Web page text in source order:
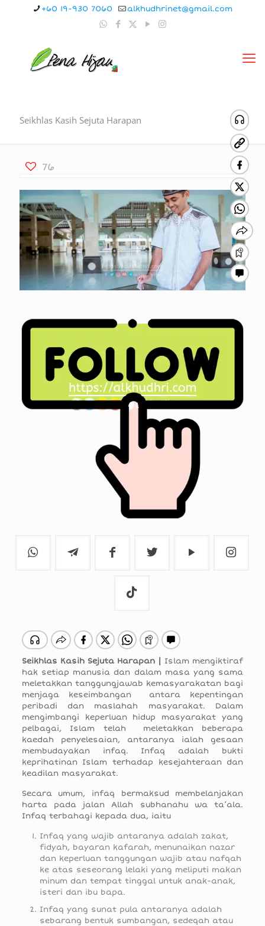
+60 19-930 7060 alkhudhrinet@gmail.com
Seikhlas Kasih Sejuta Harapan
76
Seikhlas Kasih Sejuta Harapan | Islam mengiktiraf
hak setiap manusia dan dalam masa yang sama
meletakkan tanggungjawab kemasyarakatan bagi
menjaga keseimbangan antara kepentingan
peribadi dan maslahah masyarakat. Dalam
mengimbangi keperluan hidup masyarakat yang
pelbagai, Islam telah meletakkan beberapa
kaedah penyelesaian, antaranya ialah gesaan
membudayakan infaq. Infaq adalah bukti
keprihatinan Islam terhadap kesejahteraan dan
keadilan masyarakat.
Secara umum, infaq bermaksud membelanjakan
harta pada jalan Allah subhanahu wa ta’ala.
Infaq terbahagi kepada dua, iaitu
Infaq yang wajib antaranya adalah zakat,
fidyah, bayaran kafarah, menunaikan nazar
dan keperluan tanggungan wajib atau nafqah
ke atas seseorang lelaki yang meliputi makan
minum dan tempat tinggal untuk anak-anak,
isteri dan ibu bapa.
Infaq yang sunat pula antaranya adalah
sebarang bentuk sumbangan, sedeqah atau